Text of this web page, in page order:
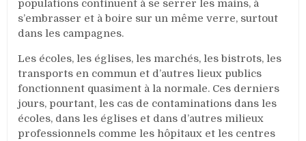
Rapport
populations continuent à se serrer les mains, à
s’embrasser et à boire sur un même verre, surtout
dans les campagnes.
Les écoles, les églises, les marchés, les bistrots, les
transports en commun et d’autres lieux publics
fonctionnent quasiment à la normale. Ces derniers
jours, pourtant, les cas de contaminations dans les
écoles, dans les églises et dans d’autres milieux
professionnels comme les hôpitaux et les centres